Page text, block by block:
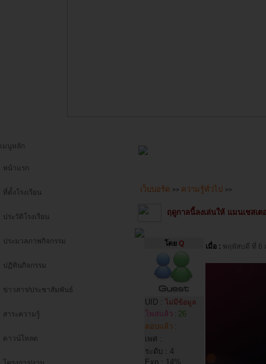
เมนูหลัก
หน้าแรก
ที่ตั้งโรงเรียน
ประวัติโรงเรียน
ประมวลภาพกิจกรรม
ปฏิทินกิจกรรม
ข่าวสาร/ประชาสัมพันธ์
สาระความรู้
ดาวน์โหลด
เว็บบอร์ด >> ความรู้ทั่วไป >>
ฤดูกาลนี้ลงเล่นให้ แมนเชสเ
โดยQ
UID : ไม่มีข้อมูล
โพสแล้ว : 26
ตอบแล้ว :
เพศ :
ระดับ : 4
Exp : 14%
เมื่อ : พฤหัสบดี ที่ 6